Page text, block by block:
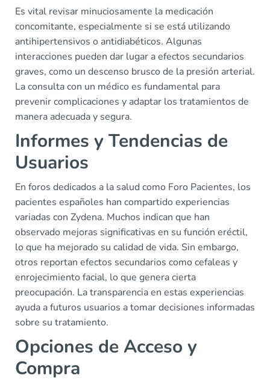
Es vital revisar minuciosamente la medicación
concomitante, especialmente si se está utilizando
antihipertensivos o antidiabéticos. Algunas
interacciones pueden dar lugar a efectos secundarios
graves, como un descenso brusco de la presión arterial.
La consulta con un médico es fundamental para
prevenir complicaciones y adaptar los tratamientos de
manera adecuada y segura.
Informes y Tendencias de
Usuarios
En foros dedicados a la salud como Foro Pacientes, los
pacientes españoles han compartido experiencias
variadas con Zydena. Muchos indican que han
observado mejoras significativas en su función eréctil,
lo que ha mejorado su calidad de vida. Sin embargo,
otros reportan efectos secundarios como cefaleas y
enrojecimiento facial, lo que genera cierta
preocupación. La transparencia en estas experiencias
ayuda a futuros usuarios a tomar decisiones informadas
sobre su tratamiento.
Opciones de Acceso y
Compra